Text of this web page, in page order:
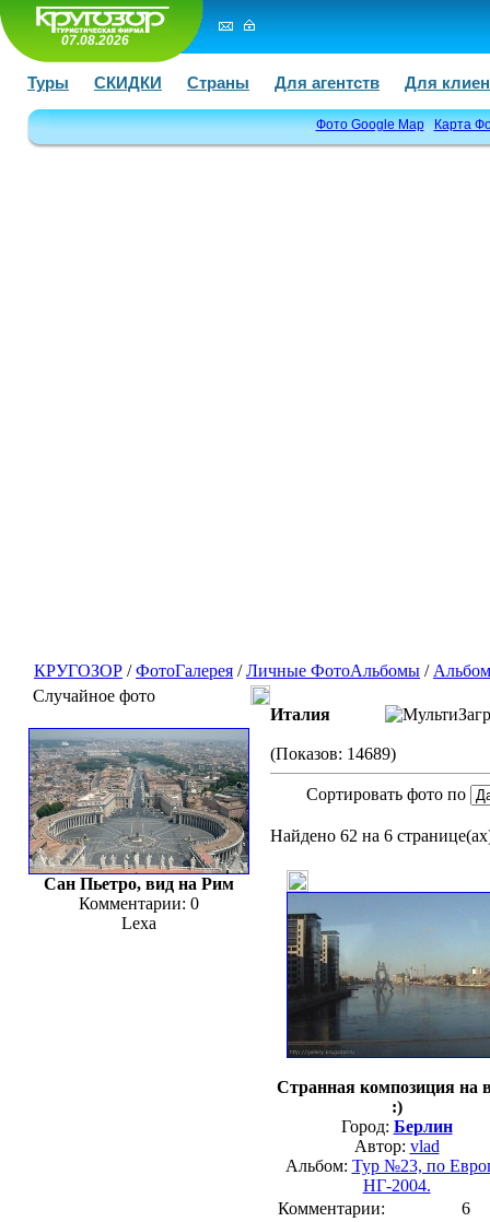
07.08.2026
Туры СКИДКИ Страны Для агентств Для
Фото Google Map Карта
КРУГОЗОР /ФотоГалерея /Личные ФотоАльбомы /
Случайное фото
Сан Пьетро, вид на Рим
Комментарии: 0
Lexa
Италия
(Показов: 14689)
Сортировать фото по
Найдено 62 на 6
Странная композиция на
:)
Город: Берлин
Автор: vlad
Альбом: Тур №23, по
НГ-2004.
Комментарии:
6